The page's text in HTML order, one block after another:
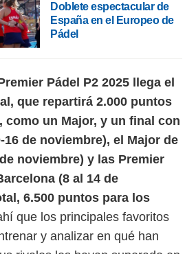
Doblete espectacular de
España en el Europeo de
Pádel
Pádel P2 2025 llega el
que repartirá 2.000 puntos
como un Major, y un final con
16 de noviembre), el Major de
noviembre) y las Premier
(8 al 14 de
6.500 puntos para los
que los principales favoritos
y analizar en qué han